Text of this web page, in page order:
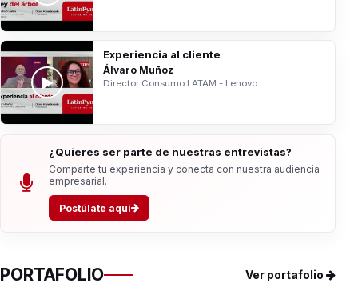
Experiencia al cliente
Álvaro Muñoz
Director Consumo LATAM - Lenovo
¿Quieres ser parte de nuestras entrevistas?
Comparte tu experiencia y conecta con nuestra audiencia
empresarial.
Postúlate aquí
PORTAFOLIO Ver portafolio